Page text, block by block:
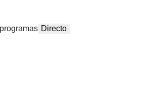
Directo